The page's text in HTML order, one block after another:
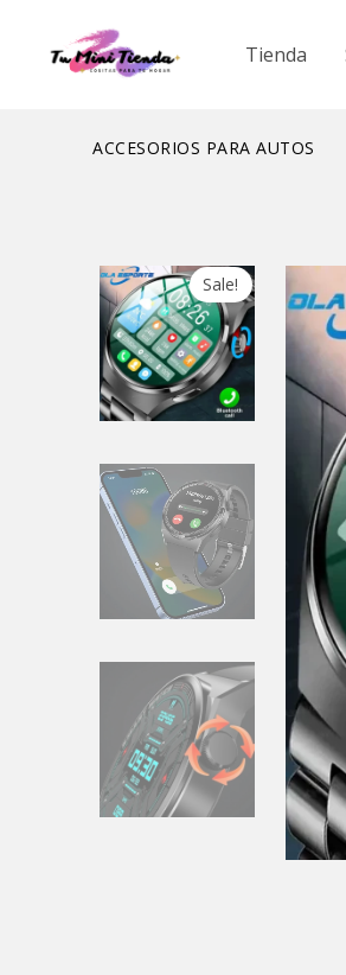
Tienda
ACCESORIOS PARA AUTOS
Sale!